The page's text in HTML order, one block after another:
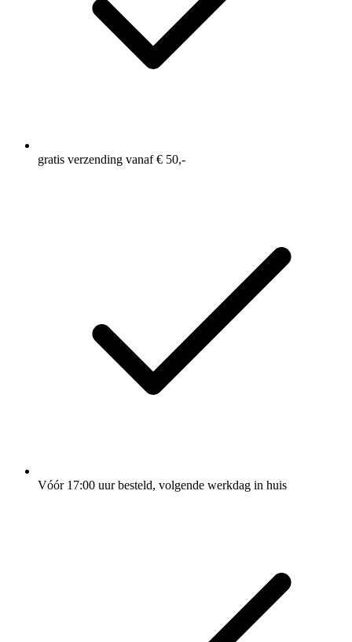
gratis verzending vanaf € 50,-
Vóór 17:00 uur besteld, volgende werkdag in huis